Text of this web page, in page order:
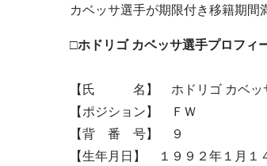
カベッサ選手が期限付き移籍期間
□ホドリゴ カベッサ選手プロフィ
【氏 名】 ホドリゴ カベッサ
【ポジション】 ＦＷ
【背 番 号】 ９
【生年月日】 １９９２年１月１